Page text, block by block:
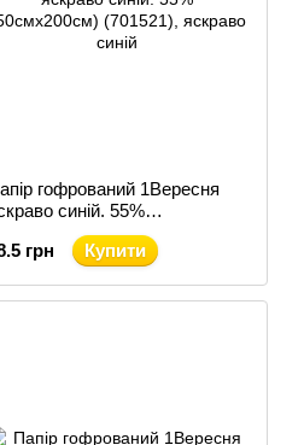
гофрований 1Вересня
синій. 55%
(701521)
грн
Купити